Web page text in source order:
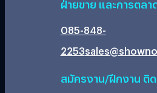
ฝ่ายขาย และการตลา
085-848-
2253
สมัครงาน/ฝึกงาน ติ